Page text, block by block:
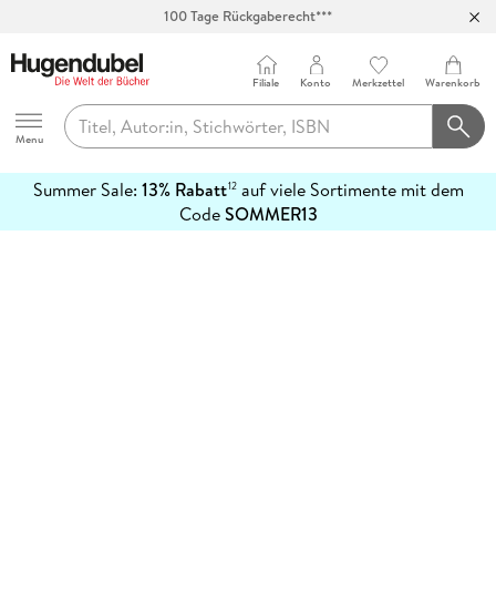
100 Tage Rückgaberecht***
Hugendubel
Menu
Filiale Konto Merkzettel Warenkorb
Summer Sale: 13% Rabatt12auf viele Sortimente mit dem
CodeSOMMER13
erfahren